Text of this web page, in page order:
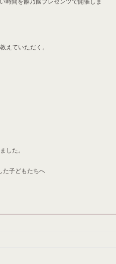
えていただく。
した。
た子どもたちへ